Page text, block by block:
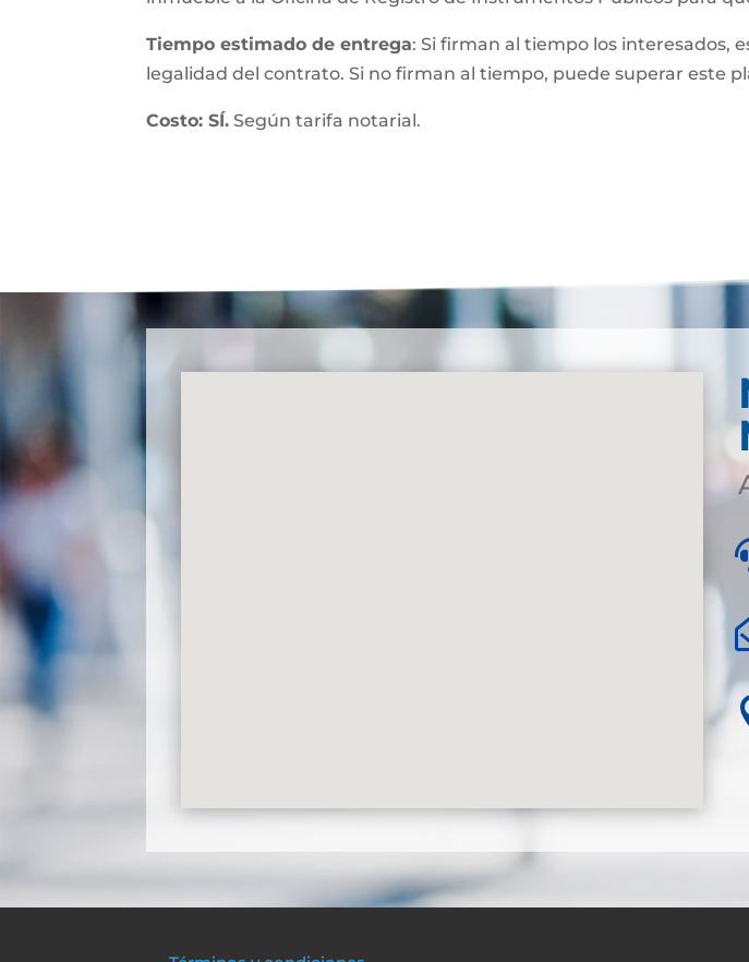
Tiempo estimado de entrega: Si firman al tiempo los interesados,
legalidad del contrato. Si no firman al tiempo, puede superar este
Costo: SÍ. Según tarifa notarial.